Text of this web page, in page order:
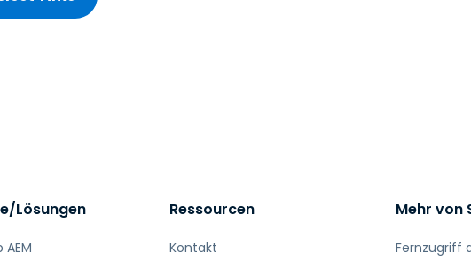
Lösungen Ressourcen
Kontakt
Mehr von
Fernzugriff